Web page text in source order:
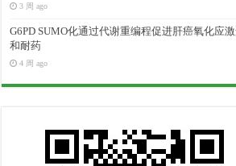
3 周 ago
G6PD SUMO化通过代谢重编程促进肝癌氧化应
和耐药
4 周 ago